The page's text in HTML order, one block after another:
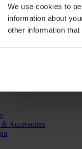
We use cookies to
information about
other information
& Filter)
Accessoires
Accessoires